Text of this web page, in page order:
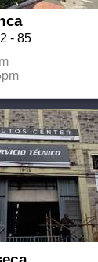
- 85